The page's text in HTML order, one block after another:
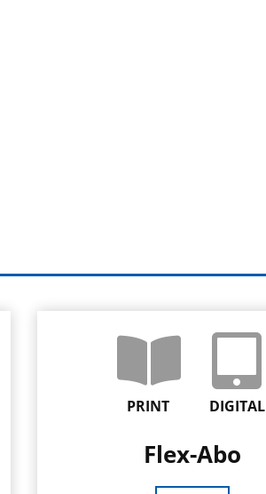
PRINT DIGITAL
Flex-Abo